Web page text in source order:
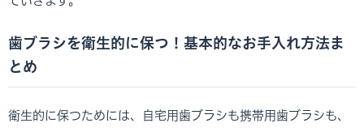
歯ブラシを衛生的に保つ！基本的なお手入れ方法ま
とめ
衛生的に保つためには、自宅用歯ブラシも携帯用歯ブラシも、